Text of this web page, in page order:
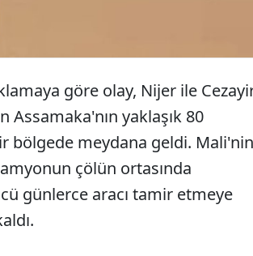
göre olay, Nijer ile
Assamaka'nın yaklaşık 80
bölgede meydana geldi. Mali'nin
çölün ortasında
günlerce aracı tamir etmeye